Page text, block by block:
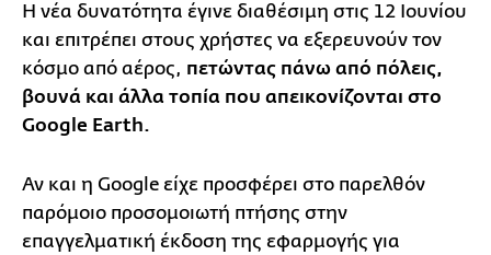
Η νέα δυνατότητα έγινε διαθέσιμη στις 12 Ιουνίου
και επιτρέπει στους χρήστες να εξερευνούν τον
κόσμο από αέρος, πετώντας πάνω από πόλεις,
βουνά και άλλα τοπία που απεικονίζονται στο
Google Earth.
Αν και η Google είχε προσφέρει στο παρελθόν
παρόμοιο προσομοιωτή πτήσης στην
επαγγελματική έκδοση της εφαρμογής για